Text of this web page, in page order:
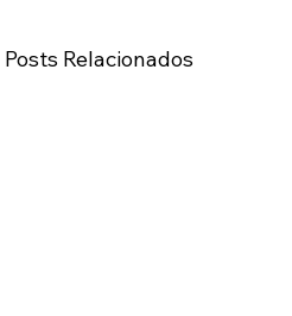
Posts Relacionados